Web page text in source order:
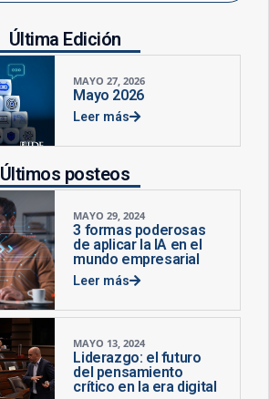
Última Edición
MAYO 27, 2026
Mayo 2026
Leer más
Últimos posteos
MAYO 29, 2024
3 formas poderosas
de aplicar la IA en el
mundo empresarial
Leer más
MAYO 13, 2024
Liderazgo: el futuro
del pensamiento
crítico en la era digital